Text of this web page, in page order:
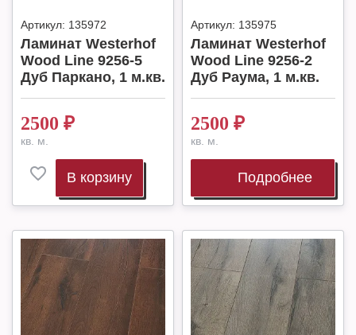
Артикул: 135972
Ламинат Westerhof
Wood Line 9256-5
Дуб Паркано, 1 м.кв.
2500 ₽
кв. м.
В корзину
Артикул: 135975
Ламинат Westerhof
Wood Line 9256-2
Дуб Раума, 1 м.кв.
2500 ₽
кв. м.
Подробнее